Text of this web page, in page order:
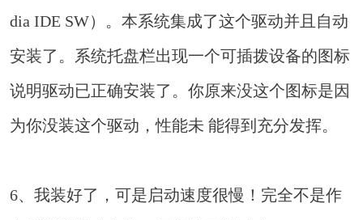
dia IDE SW）。本系统集成了这个驱动并且自动
安装了。系统托盘栏出现一个可插拨设备的图标
说明驱动已正确安装了。你原来没这个图标是因
为你没装这个驱动，性能未 能得到充分发挥。
6、我装好了，可是启动速度很慢！完全不是作